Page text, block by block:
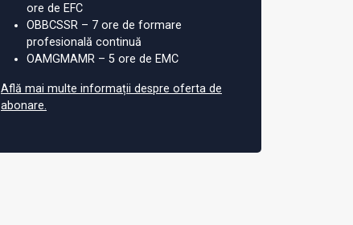
ore de EFC
OBBCSSR – 7 ore de formare
profesională continuă
OAMGMAMR – 5 ore de EMC
Află mai multe informații despre oferta de
abonare.